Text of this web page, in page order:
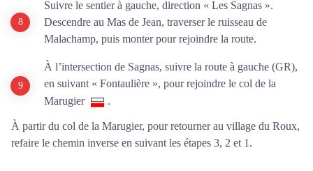
Suivre le sentier à gauche, direction « Les Sagnas ».
Descendre au Mas de Jean, traverser le ruisseau de
Malachamp, puis monter pour rejoindre la route.
À l’intersection de Sagnas, suivre la route à gauche (GR),
en suivant « Fontaulière », pour rejoindre le col de la
Marugier
.
À partir du col de la Marugier, pour retourner au village du Roux,
refaire le chemin inverse en suivant les étapes 3, 2 et 1.